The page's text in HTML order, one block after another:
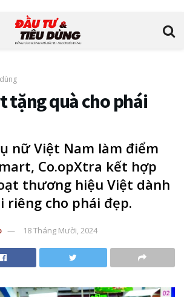
tặng quà cho phái
nữ Việt Nam làm điểm
Co.opXtra kết hợp
thương hiệu Việt dành
riêng cho phái đẹp.
18 Tháng Mười, 2024